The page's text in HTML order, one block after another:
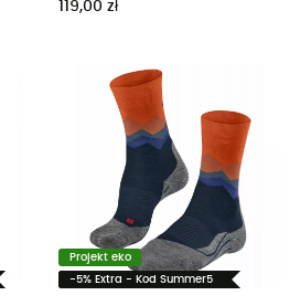
119,00 zł
Projekt eko
-5% Extra - Kod Summer5